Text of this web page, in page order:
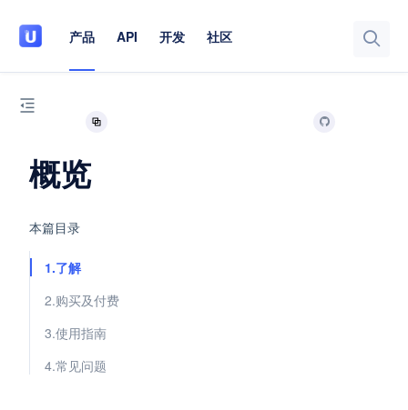
产品 API 开发 社区
概览
本篇目录
1.了解
2.购买及付费
3.使用指南
4.常见问题